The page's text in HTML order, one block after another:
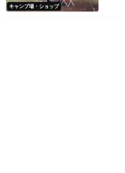
キャンプ場・ショップ